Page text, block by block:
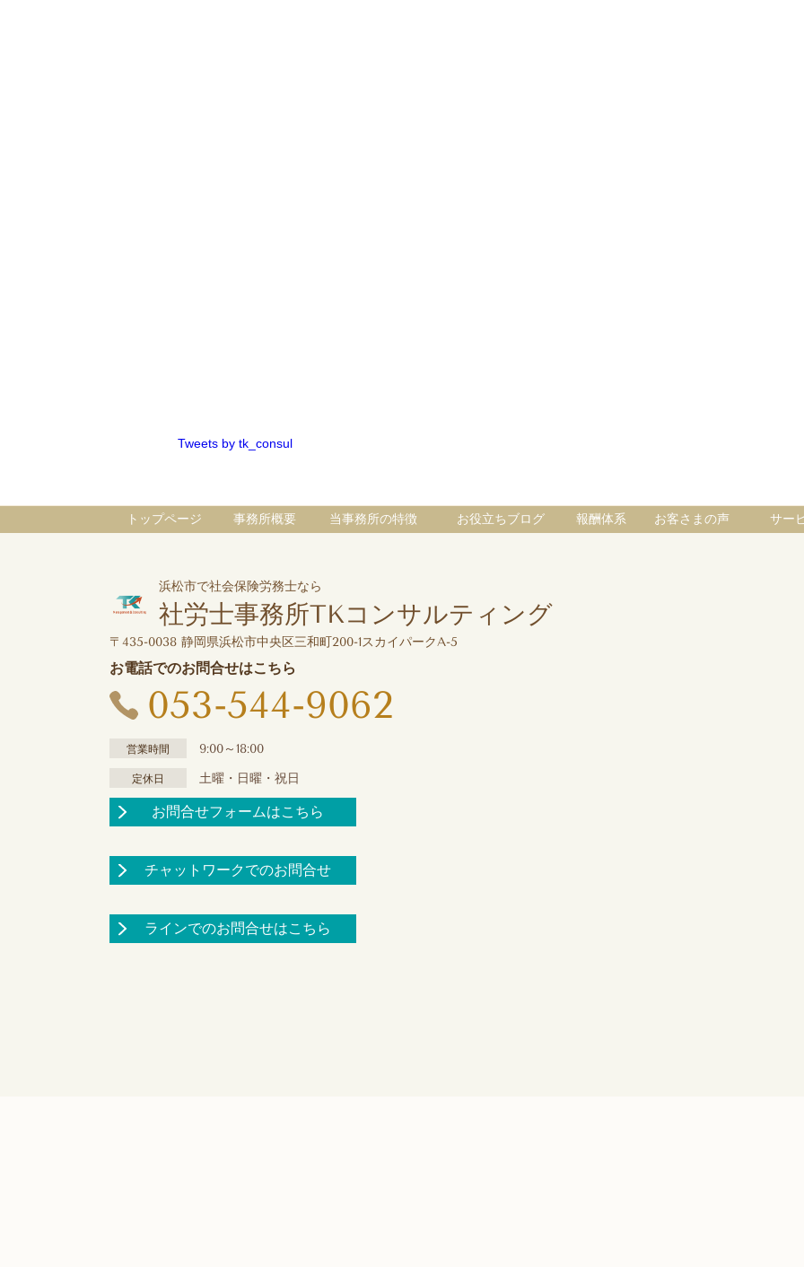
Tweets by tk_consul
トップページ 事務所概要 当事務所の特徴 お役立ちブログ 報酬体系 お客さまの声 サー
浜松市で社会保険労務士なら
社労士事務所TKコンサルティング
〒435-0038 静岡県浜松市中央区三和町200-1スカイパークA-5
お電話でのお問合せはこちら
053-544-9062
営業時間 9:00～18:00
定休日 土曜・日曜・祝日
お問合せフォームはこちら
チャットワークでのお問合せ
ラインでのお問合せはこちら